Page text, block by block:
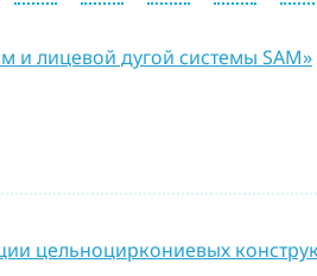
и лицевой дугой системы SAM»
цельноциркониевых